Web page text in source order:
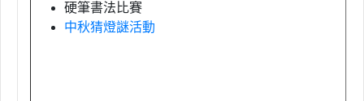
硬筆書法比賽
中秋猜燈謎活動